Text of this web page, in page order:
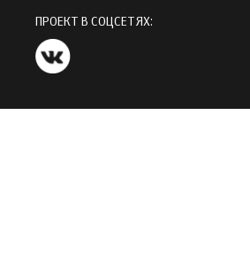
ПРОЕКТ В СОЦСЕТЯХ: